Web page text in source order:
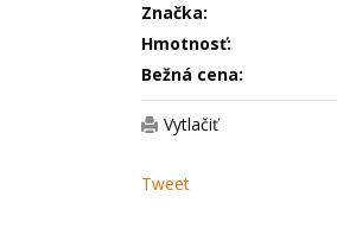
Značka:
Hmotnosť:
Bežná cena:
Vytlačiť
Tweet